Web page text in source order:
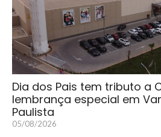
Dia dos Pais tem tributo a
lembrança especial em
Paulista
05/08/2026